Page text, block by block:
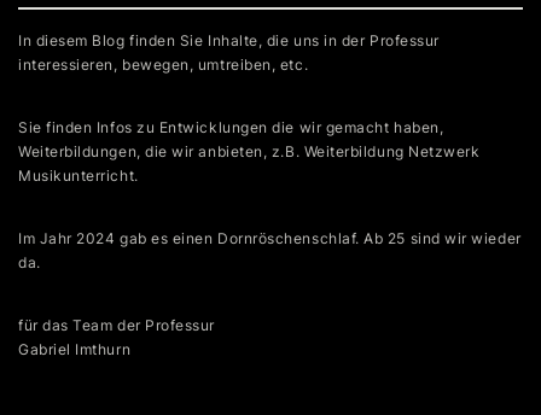
In diesem Blog finden Sie Inhalte, die uns in der Professur
interessieren, bewegen, umtreiben, etc.
Sie finden Infos zu Entwicklungen die wir gemacht haben,
Weiterbildungen, die wir anbieten, z.B. Weiterbildung Netzwerk
Musikunterricht.
Im Jahr 2024 gab es einen Dornröschenschlaf. Ab 25 sind wir wieder
da.
für das Team der Professur
Gabriel Imthurn